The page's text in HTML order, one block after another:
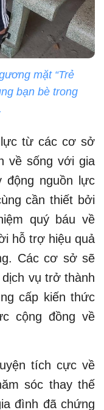
mặt “Trẻ
bạn bè trong
từ các cơ sở
về sống với gia
động nguồn lực
cần thiết bởi
quý báu về
hỗ trợ hiệu quả
Các cơ sở sẽ
vụ trở thành
cấp kiến thức
cộng đồng về
tích cực về
sóc thay thế
đình đã chứng